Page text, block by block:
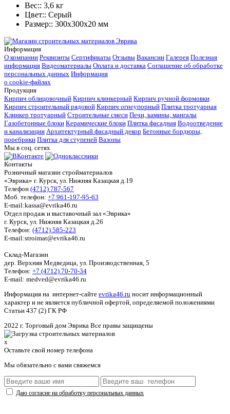
Вес:: 3,6 кг
Цвет:: Серый
Размер:: 300x300x20 мм
Информация
О компании Реквизиты Сертификаты Отзывы Вакансии Галерея Полезная
информация Видеоматериалы Оплата и доставка Соглашение об обработке
персональных данных Информация
о cookie-файлах
Продукция
Кирпич облицовочный Кирпич клинкерный Кирпич ручной формовки
Кирпич строительный рядовой Кирпич огнеупорный Плитка тротуарная
Клинкер тротуарный Строительные смеси Печи, камины, мангалы
Газобетонные блоки Керамические блоки Плитка фасадная Водоотведение
и канализация Архитектурный фасадный декор Бетонные бордюры,
поребрики Плитка для ступеней Вазоны
Мы в соц. сетях
Контакты
Розничный магазин стройматериалов
«Эврика» г. Курск, ул. Нижняя Казацкая д.19
Телефон (4712) 787-567
Моб. телефон: +7 961-197-95-63
E-mail:kassa@evrika46.ru
Отдел продаж и выставочный зал «Эврика»
г. Курск, ул. Нижняя Казацкая д.26
Телефон: (4712) 585-223
E-mail:stroimat@evrika46.ru
Склад-Магазин
дер. Верхняя Медведица, ул. Производственная, 5
Телефон: +7 (4712) 70-70-34
E-mail: medved@evrika46.ru
Информация на интернет-сайте evrika46.ru носит информационный
характер и не является публичной офертой, определяемой положениями
Статьи 437 (2) ГК РФ
2022 г. Торговый дом Эврика Все правы защищены
x
Оставьте свой номер телефона
Мы обязательно с вами свяжемся
Даю согласие на обработку персональных данных